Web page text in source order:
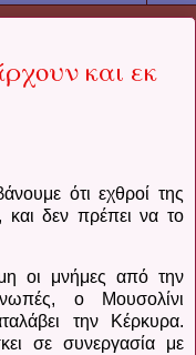
και εκ
ότι εχθροί της
δεν πρέπει να το
οι μνήμες από την
νωπές, ο Μουσολίνι
την Κέρκυρα.
σε συνεργασία με